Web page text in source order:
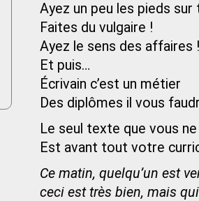
Ayez un peu les pieds sur
Faites du vulgaire !
Ayez le sens des affaires !
Et puis…
Écrivain c’est un métier
Des diplômes il vous
Le seul texte que vous
Est avant tout votre
Ce matin, quelqu’un est
ceci est très bien, mais